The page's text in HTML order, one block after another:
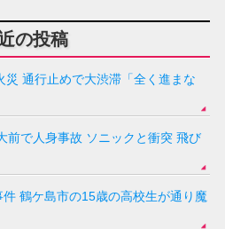
の投稿
通行止めで大渋滞「全く進まな
前で人身事故 ソニックと衝突 飛び
鶴ケ島市の15歳の高校生が通り魔